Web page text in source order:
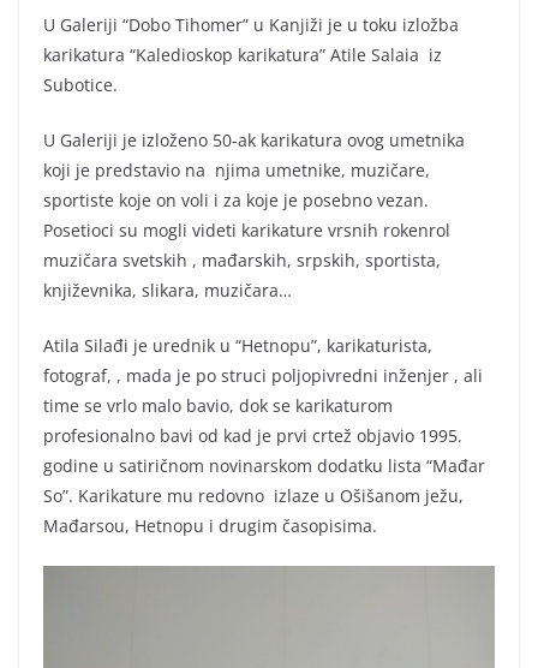
U Galeriji “Dobo Tihomer” u Kanjiži je u toku izložba
karikatura “Kaledioskop karikatura” Atile Salaia iz
Subotice.
U Galeriji je izloženo 50-ak karikatura ovog umetnika
koji je predstavio na njima umetnike, muzičare,
sportiste koje on voli i za koje je posebno vezan.
Posetioci su mogli videti karikature vrsnih rokenrol
muzičara svetskih , mađarskih, srpskih, sportista,
književnika, slikara, muzičara…
Atila Silađi je urednik u “Hetnopu”, karikaturista,
fotograf, , mada je po struci poljopivredni inženjer , ali
time se vrlo malo bavio, dok se karikaturom
profesionalno bavi od kad je prvi crtež objavio 1995.
godine u satiričnom novinarskom dodatku lista “Mađar
So”. Karikature mu redovno izlaze u Ošišanom ježu,
Mađarsou, Hetnopu i drugim časopisima.